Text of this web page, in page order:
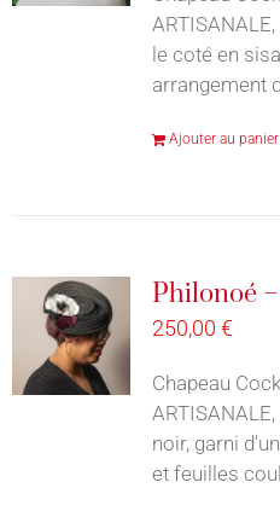
le coté en
arrangement
Ajouter au panier
Philonoé
250,00 €
Chapeau
noir, garni
et feuilles